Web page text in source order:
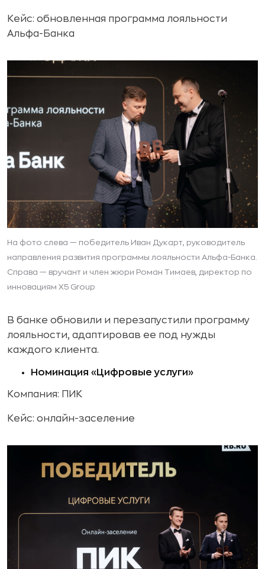
Кейс: обновленная программа лояльности
Альфа-Банка
На фото слева — победитель Иван Дукарт, руководитель
направления развития программы лояльности Альфа-Банка.
Справа — вручант и член жюри Роман Тимаев, директор по
инновациям X5 Group
В банке обновили и перезапустили программу
лояльности, адаптировав ее под нужды
каждого клиента.
Номинация «Цифровые услуги»
Компания: ПИК
Кейс: онлайн-заселение